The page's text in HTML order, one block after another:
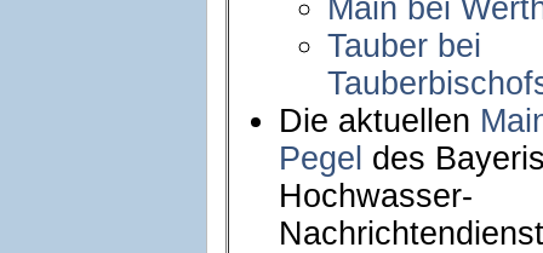
Main bei
Tauber bei
Die aktuellen
Pegel des
Hochwasser-